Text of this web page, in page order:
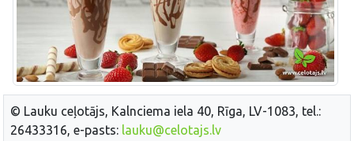
© Lauku ceļotājs, Kalnciema iela 40, Rīga, LV-1083, tel.:
26433316, e-pasts: lauku@celotajs.lv